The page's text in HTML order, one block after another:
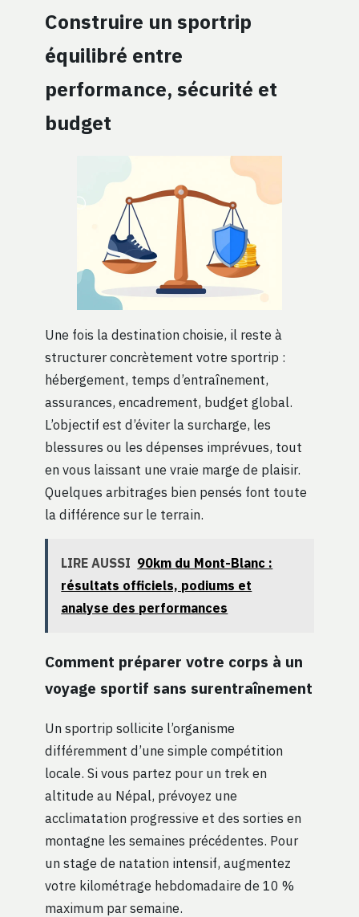
Construire un sportrip
équilibré entre
performance, sécurité et
budget
Une fois la destination choisie, il reste à
structurer concrètement votre sportrip :
hébergement, temps d’entraînement,
assurances, encadrement, budget global.
L’objectif est d’éviter la surcharge, les
blessures ou les dépenses imprévues, tout
en vous laissant une vraie marge de plaisir.
Quelques arbitrages bien pensés font toute
la différence sur le terrain.
LIRE AUSSI 90km du Mont-Blanc :
résultats officiels, podiums et
analyse des performances
Comment préparer votre corps à un
voyage sportif sans surentraînement
Un sportrip sollicite l’organisme
différemment d’une simple compétition
locale. Si vous partez pour un trek en
altitude au Népal, prévoyez une
acclimatation progressive et des sorties en
montagne les semaines précédentes. Pour
un stage de natation intensif, augmentez
votre kilométrage hebdomadaire de 10 %
maximum par semaine.